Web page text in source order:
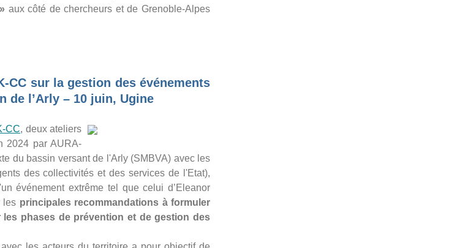
aux côté de chercheurs et de Grenoble-Alpes
CC sur la gestion des événements
de l’Arly – 10 juin, Ugine
CC, deux ateliers
2024 par AURA-
du bassin versant de l'Arly (SMBVA) avec les
des collectivités et des services de l'Etat),
événement extrême tel que celui d’Eleanor
les principales recommandations à formuler
phases de prévention et de gestion des